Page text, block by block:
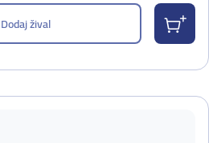
Dodaj žival